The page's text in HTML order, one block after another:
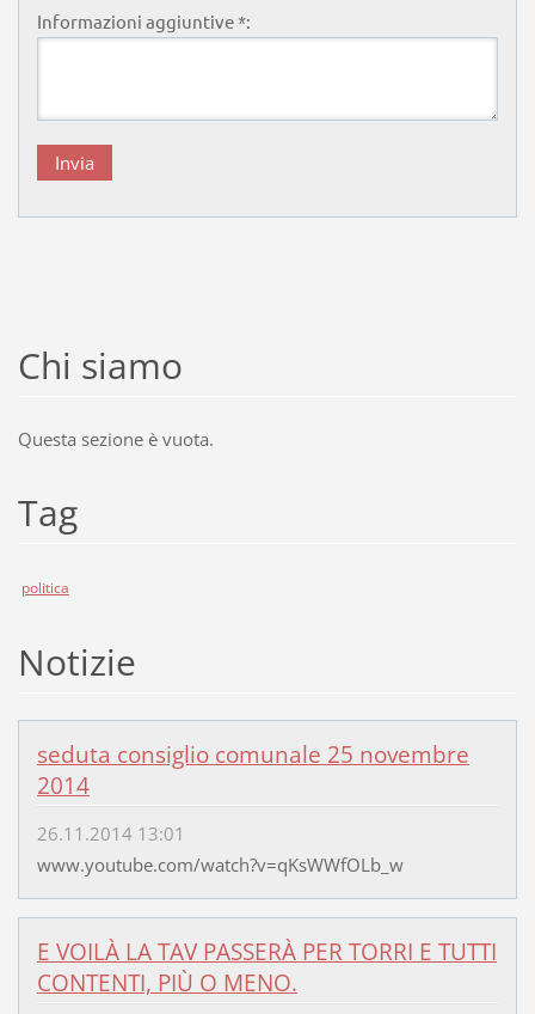
Informazioni aggiuntive *:
Chi siamo
Questa sezione è vuota.
Tag
politica
Notizie
seduta consiglio comunale 25 novembre
2014
26.11.2014 13:01
www.youtube.com/watch?v=qKsWWfOLb_w
E VOILÀ LA TAV PASSERÀ PER TORRI E TUTTI
CONTENTI, PIÙ O MENO.